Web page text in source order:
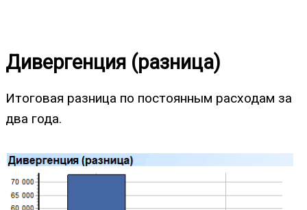
Дивергенция (разница)
Итоговая разница по постоянным расходам за
два года.